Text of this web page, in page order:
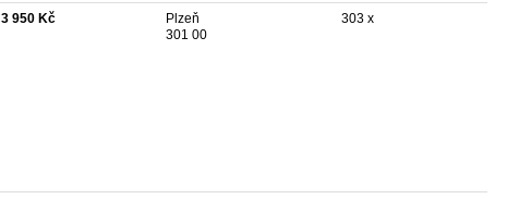
3 950 Kč
Plzeň
301 00
303 x